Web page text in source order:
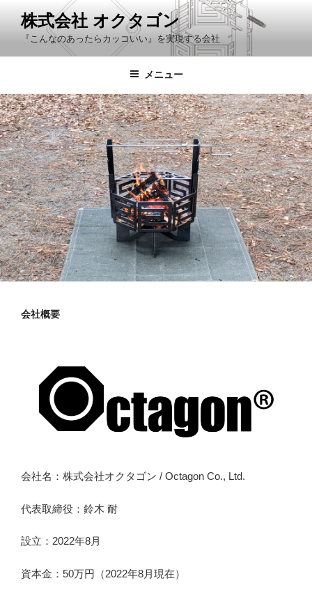
ン
ス
キ
ッ
プ
株式会社 オクタゴン
『こんなのあったらカッコいい』を実現する会社
メニュー
会社概要
会社名：株式会社オクタゴン / Octagon Co., Ltd.
代表取締役：鈴木 耐
設立：2022年8月
資本金：50万円（2022年8月現在）